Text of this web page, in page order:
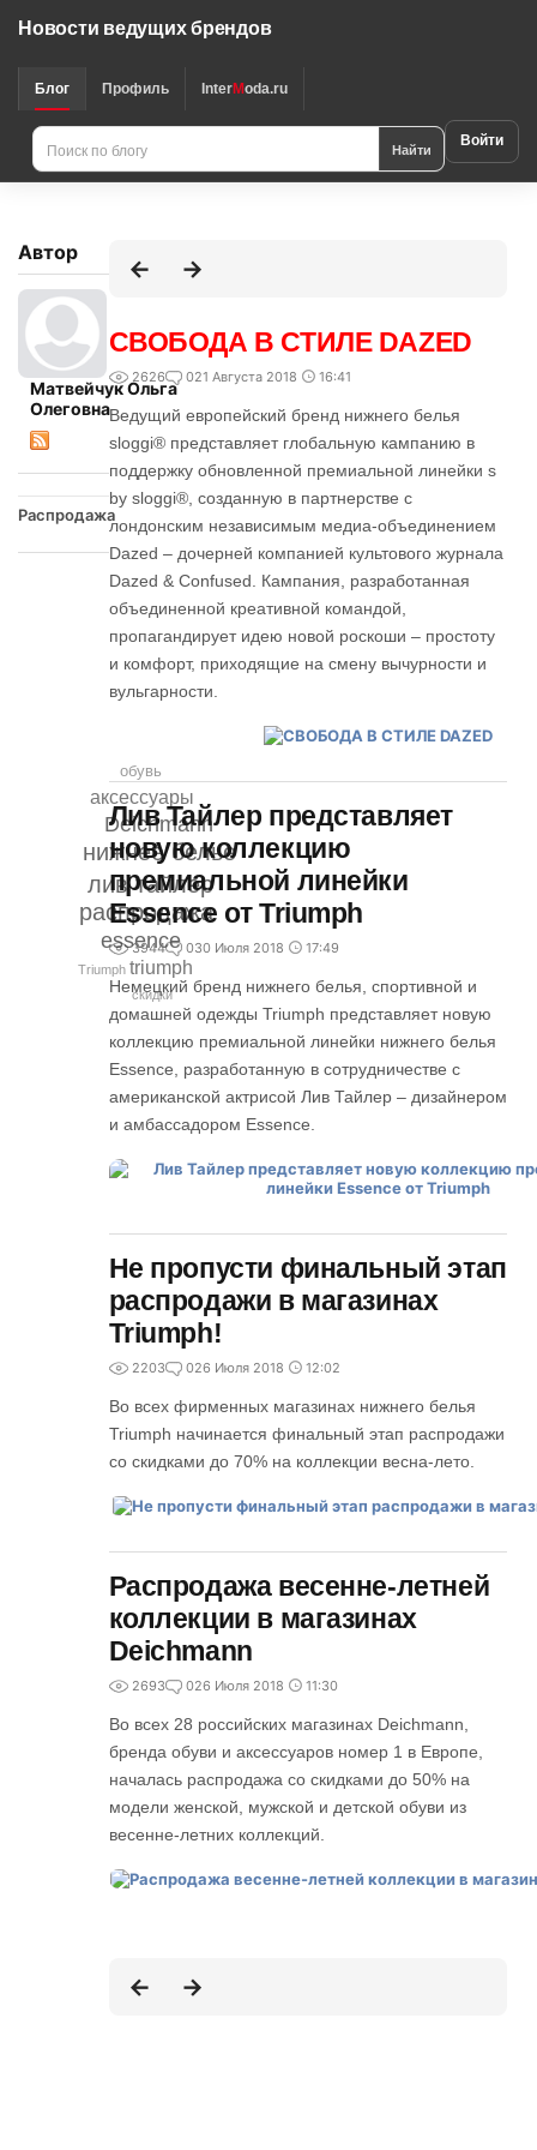
Новости ведущих брендов
Блог Профиль InterModa.ru
Найти Войти
Автор
Матвейчук Ольга
Олеговна
Распродажа
лив тайлер
распродажа
нижнее белье
Deichmann
essence
triumph
аксессуары
обувь
скидки
Triumph
СВОБОДА В СТИЛЕ DAZED
2626 021 Августа 2018 16:41
Ведущий европейский бренд нижнего белья
sloggi® представляет глобальную кампанию в
поддержку обновленной премиальной линейки s
by sloggi®, созданную в партнерстве с
лондонским независимым медиа-объединением
Dazed – дочерней компанией культового журнала
Dazed & Confused. Кампания, разработанная
объединенной креативной командой,
пропагандирует идею новой роскоши – простоту
и комфорт, приходящие на смену вычурности и
вульгарности.
Лив Тайлер представляет
новую коллекцию
премиальной линейки
Essence от Triumph
3944 030 Июля 2018 17:49
Немецкий бренд нижнего белья, спортивной и
домашней одежды Triumph представляет новую
коллекцию премиальной линейки нижнего белья
Essence, разработанную в сотрудничестве с
американской актрисой Лив Тайлер – дизайнером
и амбассадором Essence.
Не пропусти финальный этап
распродажи в магазинах
Triumph!
2203 026 Июля 2018 12:02
Во всех фирменных магазинах нижнего белья
Triumph начинается финальный этап распродажи
со скидками до 70% на коллекции весна-лето.
Распродажа весенне-летней
коллекции в магазинах
Deichmann
2693 026 Июля 2018 11:30
Во всех 28 российских магазинах Deichmann,
бренда обуви и аксессуаров номер 1 в Европе,
началась распродажа со скидками до 50% на
модели женской, мужской и детской обуви из
весенне-летних коллекций.